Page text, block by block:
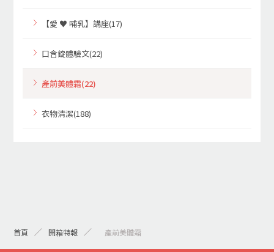
【愛 ♥ 哺乳】講座(17)
口含錠體驗文(22)
產前美體霜(22)
衣物清潔(188)
首頁 開箱特報 > 產前美體霜